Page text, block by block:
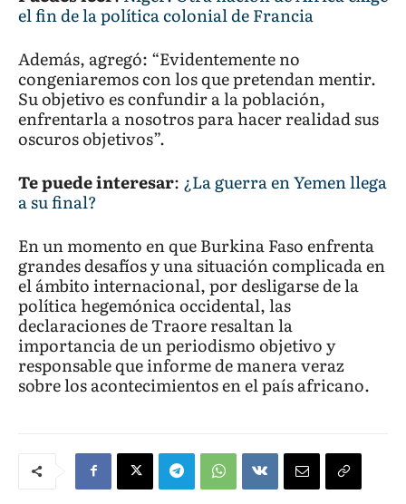
el fin de la política colonial de Francia
Además, agregó: “Evidentemente no
congeniaremos con los que pretendan mentir.
Su objetivo es confundir a la población,
enfrentarla a nosotros para hacer realidad sus
oscuros objetivos”.
Te puede interesar: ¿La guerra en Yemen llega
a su final?
En un momento en que Burkina Faso enfrenta
grandes desafíos y una situación complicada en
el ámbito internacional, por desligarse de la
política hegemónica occidental, las
declaraciones de Traore resaltan la
importancia de un periodismo objetivo y
responsable que informe de manera veraz
sobre los acontecimientos en el país africano.